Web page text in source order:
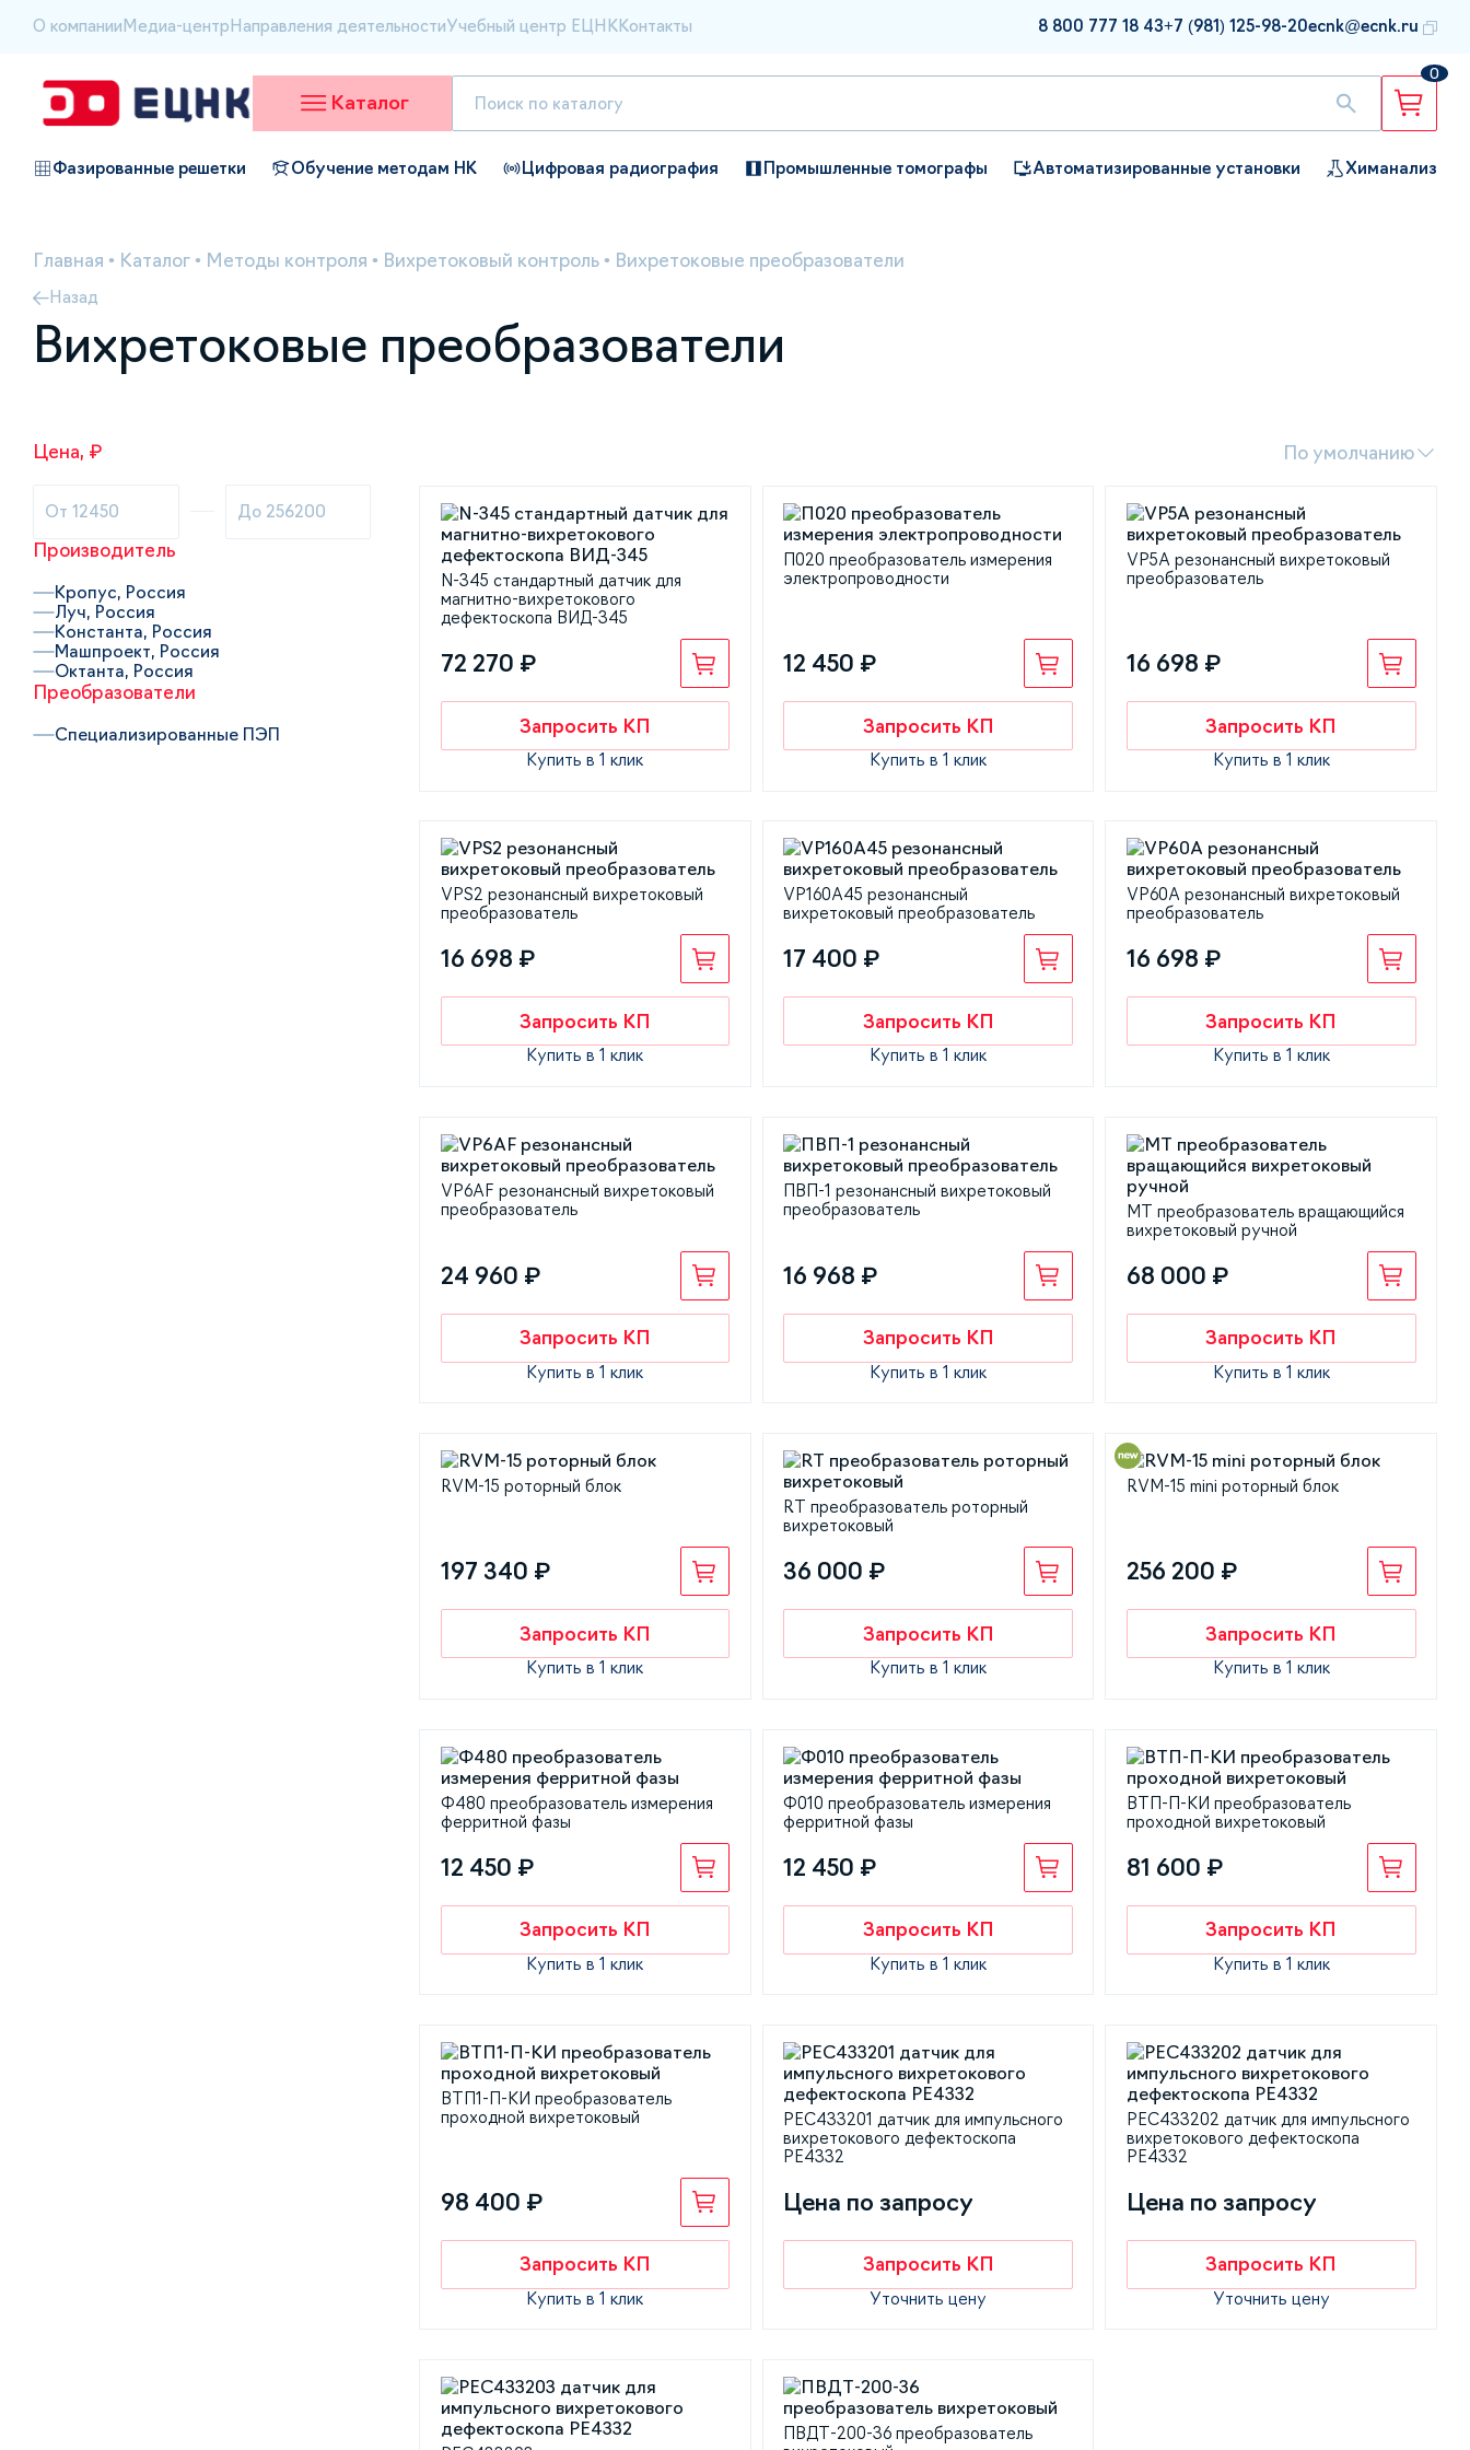
О компании Медиа-центр Направления деятельностиУчебный центр ЕЦНК Контакты 8 800 777 18 43+7 (981) 125-98-20ecnk@ecnk.ru
Каталог
0
Фазированные решетки Обучение методам НК Цифровая радиография Промышленные томографы Автоматизированные установки Химанализ
Главная • Каталог • Методы контроля • Вихретоковый контроль • Вихретоковые преобразователи
Назад
Вихретоковые преобразователи
Цена, ₽
Производитель
Кропус, Россия
Луч, Россия
Константа, Россия
Машпроект, Россия
Октанта, Россия
Преобразователи
Специализированные ПЭП
По умолчанию
N-345 стандартный датчик для
магнитно-вихретокового
дефектоскопа ВИД-345
72 270 ₽
Запросить КП
Купить в 1 клик
П020 преобразователь измерения
электропроводности
12 450 ₽
Запросить КП
Купить в 1 клик
VP5A резонансный вихретоковый
преобразователь
16 698 ₽
Запросить КП
Купить в 1 клик
VPS2 резонансный вихретоковый
преобразователь
16 698 ₽
Запросить КП
Купить в 1 клик
VP160A45 резонансный
вихретоковый преобразователь
17 400 ₽
Запросить КП
Купить в 1 клик
VP60A резонансный вихретоковый
преобразователь
16 698 ₽
Запросить КП
Купить в 1 клик
VP6AF резонансный вихретоковый
преобразователь
24 960 ₽
Запросить КП
Купить в 1 клик
ПВП-1 резонансный вихретоковый
преобразователь
16 968 ₽
Запросить КП
Купить в 1 клик
МТ преобразователь вращающийся
вихретоковый ручной
68 000 ₽
Запросить КП
Купить в 1 клик
RVM-15 роторный блок
197 340 ₽
Запросить КП
Купить в 1 клик
RT преобразователь роторный
вихретоковый
36 000 ₽
Запросить КП
Купить в 1 клик
RVM-15 mini роторный блок
256 200 ₽
Запросить КП
Купить в 1 клик
Ф480 преобразователь измерения
ферритной фазы
12 450 ₽
Запросить КП
Купить в 1 клик
Ф010 преобразователь измерения
ферритной фазы
12 450 ₽
Запросить КП
Купить в 1 клик
ВТП-П-КИ преобразователь
проходной вихретоковый
81 600 ₽
Запросить КП
Купить в 1 клик
ВТП1-П-КИ преобразователь
проходной вихретоковый
98 400 ₽
Запросить КП
Купить в 1 клик
PEC433201 датчик для импульсного
вихретокового дефектоскопа
PE4332
Цена по запросу
Запросить КП
Уточнить цену
PEC433202 датчик для импульсного
вихретокового дефектоскопа
PE4332
Цена по запросу
Запросить КП
Уточнить цену
ПВДТ-200-36 преобразователь